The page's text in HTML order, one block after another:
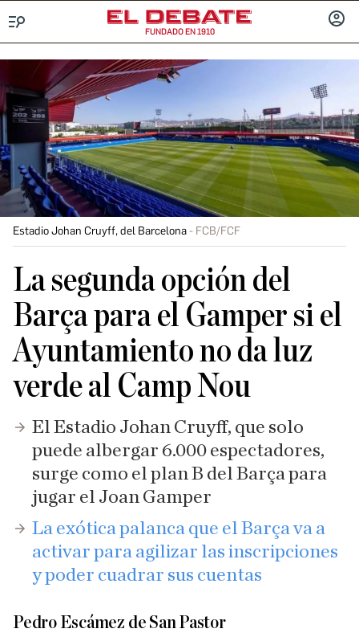
FUNDADO EN 1910
Estadio Johan Cruyff, del Barcelona FCB/FCF
La segunda opción del
Barça para el Gamper si el
Ayuntamiento no da luz
verde al Camp Nou
El Estadio Johan Cruyff, que solo
puede albergar 6.000 espectadores,
surge como el plan B del Barça para
jugar el Joan Gamper
La exótica palanca que el Barça va a
activar para agilizar las inscripciones
y poder cuadrar sus cuentas
Pedro Escámez de San Pastor